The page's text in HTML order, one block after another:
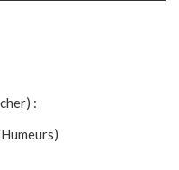
: